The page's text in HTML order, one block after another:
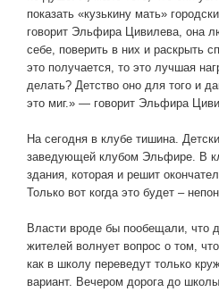
показать «кузькину мать»
говорит Эльфира Цивилева, она
себе, поверить в них и раскрыть
это получается, то это лучшая
делать? Детство оно для того и
это миг.» — говорит Эльфира
На сегодня в клубе тишина.
заведующей клубом Эльфире. В
здания, которая и решит
Только вот когда это будет –
Власти вроде бы пообещали, что
жителей волнует вопрос о том,
как в школу переведут только
вариант. Вечером дорога до